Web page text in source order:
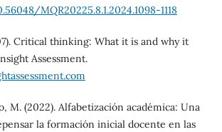
MQR20225.8.1.2024.1098-1118
Critical thinking: What it is and why it
Assessment.
M. (2022). Alfabetización académica: Una
la formación inicial docente en las